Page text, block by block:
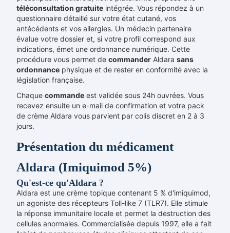
téléconsultation gratuite intégrée. Vous répondez à un
questionnaire détaillé sur votre état cutané, vos
antécédents et vos allergies. Un médecin partenaire
évalue votre dossier et, si votre profil correspond aux
indications, émet une ordonnance numérique. Cette
procédure vous permet de commander Aldara sans
ordonnance physique et de rester en conformité avec la
législation française.
Chaque commande est validée sous 24h ouvrées. Vous
recevez ensuite un e-mail de confirmation et votre pack
de crème Aldara vous parvient par colis discret en 2 à 3
jours.
Présentation du médicament
Aldara (Imiquimod 5%)
Qu'est-ce qu'Aldara ?
Aldara est une crème topique contenant 5 % d'imiquimod,
un agoniste des récepteurs Toll-like 7 (TLR7). Elle stimule
la réponse immunitaire locale et permet la destruction des
cellules anormales. Commercialisée depuis 1997, elle a fait